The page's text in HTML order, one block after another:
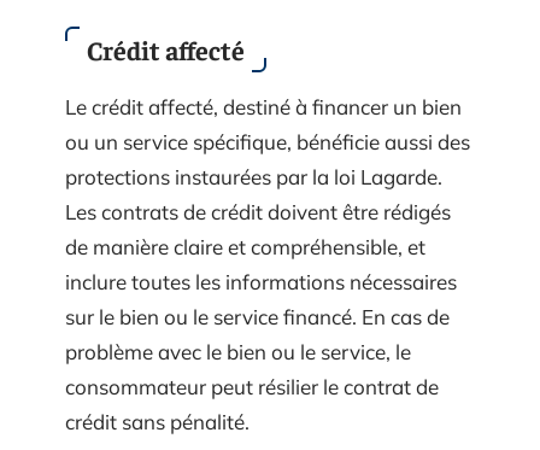
Crédit affecté
Le crédit affecté, destiné à financer un bien
ou un service spécifique, bénéficie aussi des
protections instaurées par la loi Lagarde.
Les contrats de crédit doivent être rédigés
de manière claire et compréhensible, et
inclure toutes les informations nécessaires
sur le bien ou le service financé. En cas de
problème avec le bien ou le service, le
consommateur peut résilier le contrat de
crédit sans pénalité.